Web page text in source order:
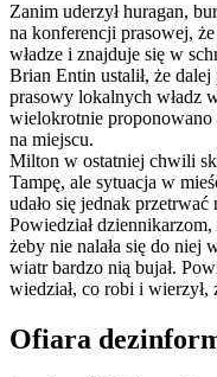
Zanim uderzył huragan,
na konferencji prasowej,
władze i znajduje się w
Brian Entin ustalił, że
prasowy lokalnych władz
wielokrotnie proponowano
na miejscu.
Milton w ostatniej chwili
Tampę, ale sytuacja w
udało się jednak
Powiedział dziennikarzom,
żeby nie nalała się do niej
wiatr bardzo nią bujał.
wiedział, co robi i
Ofiara